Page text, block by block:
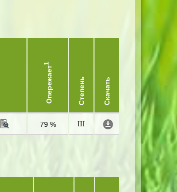
Опережает
1
Степень Скачать
79 % III